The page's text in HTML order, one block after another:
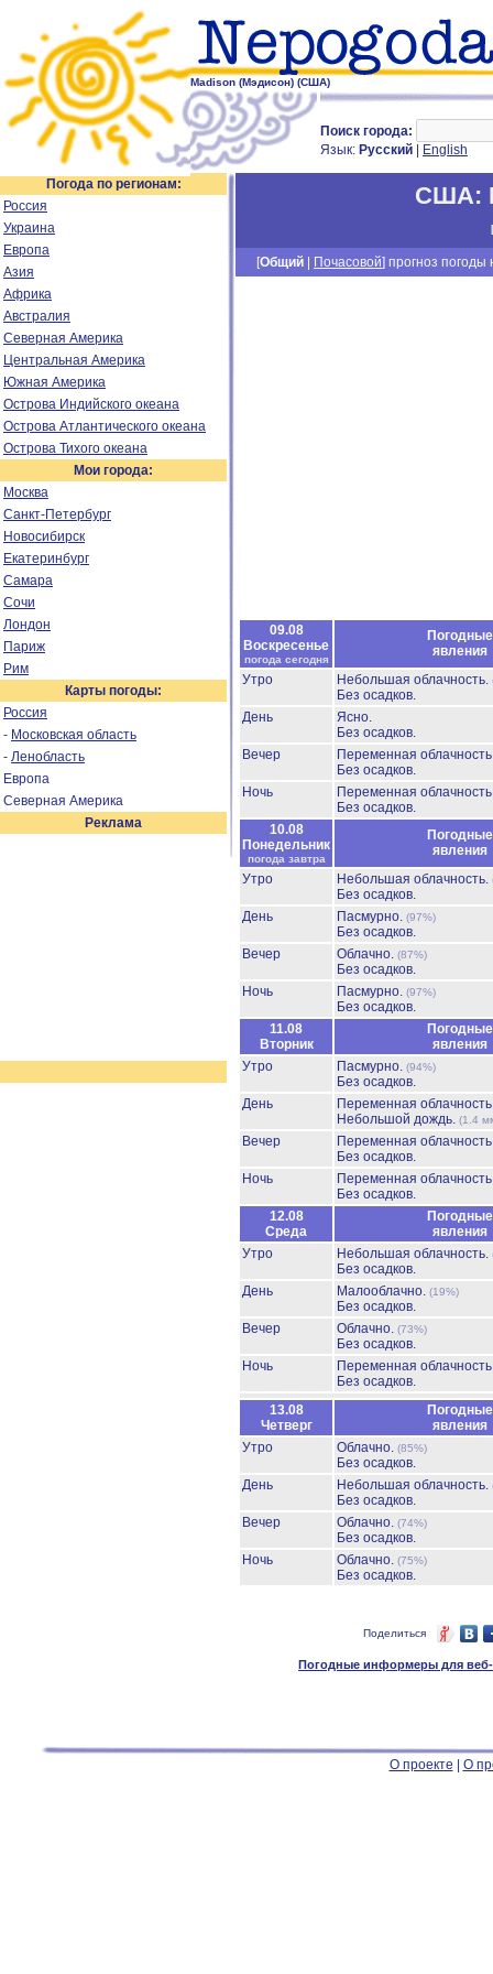
Madison (Мэдисон) (США)
Поиск города:
Язык: Русский English
Погода по регионам:
Россия
Украина
Европа
Азия
Африка
Австралия
Северная Америка
Центральная Америка
Южная Америка
Острова Индийского океана
Острова Атлантического океана
Острова Тихого океана
Мои города:
Москва
Санкт-Петербург
Новосибирск
Екатеринбург
Самара
Сочи
Лондон
Париж
Рим
Карты погоды:
Россия
- Московская область
- Ленобласть
Европа
Северная Америка
Реклама
США:
[
[Общий Почасовой] прогноз погоды
09.08
Воскресенье
погода сегодня
Погодные
явления
Утро
Небольшая облачность.
Без осадков.
День
Ясно.
Без осадков.
Вечер
Переменная
Без осадков.
Ночь
Переменная
Без осадков.
10.08
Понедельник
погода завтра
Погодные
явления
Утро
Небольшая облачность.
Без осадков.
День
Пасмурно. (97%)
Без осадков.
Вечер
Облачно. (87%)
Без осадков.
Ночь
Пасмурно. (97%)
Без осадков.
11.08
Вторник
Погодные
явления
Утро
Пасмурно. (94%)
Без осадков.
День
Переменная
Небольшой дождь. (1.4
Вечер
Переменная
Без осадков.
Ночь
Переменная
Без осадков.
12.08
Среда
Погодные
явления
Утро
Небольшая облачность.
Без осадков.
День
Малооблачно. (19%)
Без осадков.
Вечер
Облачно. (73%)
Без осадков.
Ночь
Переменная
Без осадков.
13.08
Четверг
Погодные
явления
Утро
Облачно. (85%)
Без осадков.
День
Небольшая облачность.
Без осадков.
Вечер
Облачно. (74%)
Без осадков.
Ночь
Облачно. (75%)
Без осадков.
Поделиться
Погодные информеры для веб-
О проекте О